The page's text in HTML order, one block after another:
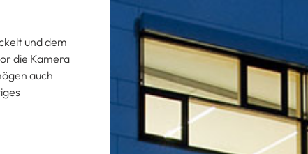
und dem
die Kamera
auch